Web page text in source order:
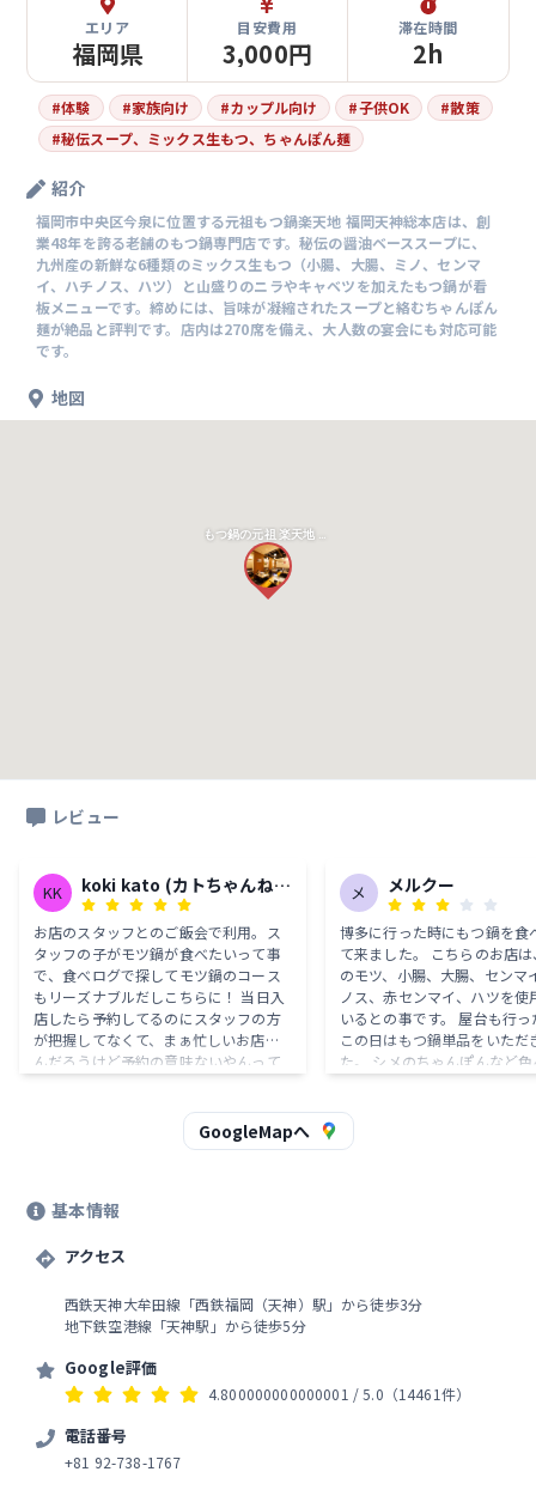
エリア
福岡県
目安費用
3,000円
滞在時間
2h
#体験 #家族向け #カップル向け #子供OK #散策
#秘伝スープ、ミックス生もつ、ちゃんぽん麺
紹介
福岡市中央区今泉に位置する元祖もつ鍋楽天地 福岡天神総本店は、創
業48年を誇る老舗のもつ鍋専門店です。秘伝の醤油ベーススープに、
九州産の新鮮な6種類のミックス生もつ（小腸、大腸、ミノ、センマ
イ、ハチノス、ハツ）と山盛りのニラやキャベツを加えたもつ鍋が看
板メニューです。締めには、旨味が凝縮されたスープと絡むちゃんぽん
麺が絶品と評判です。店内は270席を備え、大人数の宴会にも対応可能
です。
地図
もつ鍋の元祖 楽天地 福岡 天神 総本店
レビュー
KK
koki kato (カトちゃんね
る)
お店のスタッフとのご飯会で利用。ス
タッフの子がモツ鍋が食べたいって事
で、食べログで探してモツ鍋のコース
もリーズナブルだしこちらに！ 当日入
店したら予約してるのにスタッフの方
が把握してなくて、まぁ忙しいお店な
んだろうけど予約の意味ないやんって
名だったんだけど隣の人と肘当たるレ
ベルで狭い笑) 届いたお鍋も7人でひと
間違っててめっちゃ溢れてた笑 味はめ
サービスは全然(まぁそれ求める価格帯
パ重視の人にはおすすめです！ちゃん
とした所でご飯食べたいなって思って
る人にはあんまりです！
メ メルクー
博多に行った時にもつ鍋を食
て来ました。 こちらのお店
のモツ、小腸、大腸、センマ
ノス、赤センマイ、ハツを使
いるとの事です。 屋台も行ったので、
この日はもつ鍋単品をいただ
た。 シメのちゃんぽんなど
のオリジナルスープで、野菜
甘味が加わり美味しかったで
電話 092-738-1767 営業時
GoogleMapへ
基本情報
アクセス
西鉄天神大牟田線「西鉄福岡（天神）駅」から徒歩3分
地下鉄空港線「天神駅」から徒歩5分
Google評価
4.800000000000001 / 5.0 （14461件）
電話番号
+81 92-738-1767